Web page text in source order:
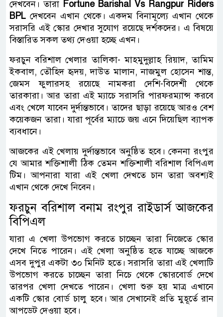
দেখবেন। তারা Fortune Barishal Vs Rangpur Riders
BPL দেখবেন এখান থেকে। একদম বিনামূল্যে এখান থেকে
সরাসরি এই স্কোর দেখার সুযোগ রয়েছে দর্শকদের। এ বিষয়ে
বিস্তারিত সকল তথ্য দেওয়া হচ্ছে এখন।
ফরচুন বরিশাল খেলার তালিকা- মাহমুদুল্লাহ রিয়াদ, তামিম
ইকবাল, তৌহিদ হৃদয়, দাউত মালান, নাজমুল হোসেন শান্ত,
জেমস ফুলারসহ রয়েছে নামকরা দেশি-বিদেশী থেকে
তারকারা। আর তারা এই ম্যাচে সরাসরি পারফরম্যান্স করবে
এবং খেলে যাবেন দুর্দান্তভাবে। তাদের ছাড়া রয়েছে আরও বেশ
কয়েকজন তারা। যারা পূর্বের ম্যাচে জয় এনে দিয়েছিল ব্যাপক
ব্যবধানে।
আজকের এই খেলায় দুর্দান্তভাবে অনুষ্ঠিত হবে। কেননা রংপুর
যে আমার শক্তিশালী ঠিক তেমন শক্তিশালী বরিশাল বিপিএল
টিম। আপনারা যারা এই খেলা দেখতে চান তারা অবশ্যই
এখান থেকে দেখে নিবেন।
ফরচুন বরিশাল বনাম রংপুর রাইডার্স আজকের
বিপিএল
যারা এ খেলা উপভোগ করতে চাচ্ছেন তারা নিজেতে স্কোর
দেখে নিতে পারেন। এই খেলা অনুষ্ঠিত হতে যাচ্ছে আজকে
এসব দুপুর একটা ৩০ মিনিট হতে। সরাসরি তারা এই খেলাটি
উপভোগ করতে চাচ্ছেন তারা নিচে থেকে স্কোরবোর্ড দেখে
তারপর খেলা দেখতে পারেন। খেলা শুরু হয় মাত্র এখানে
একটি স্কোর বোর্ড চালু হবে। আর সেখানেই প্রতি মুহূর্তে রান
আপডেট দেওয়া হবে।